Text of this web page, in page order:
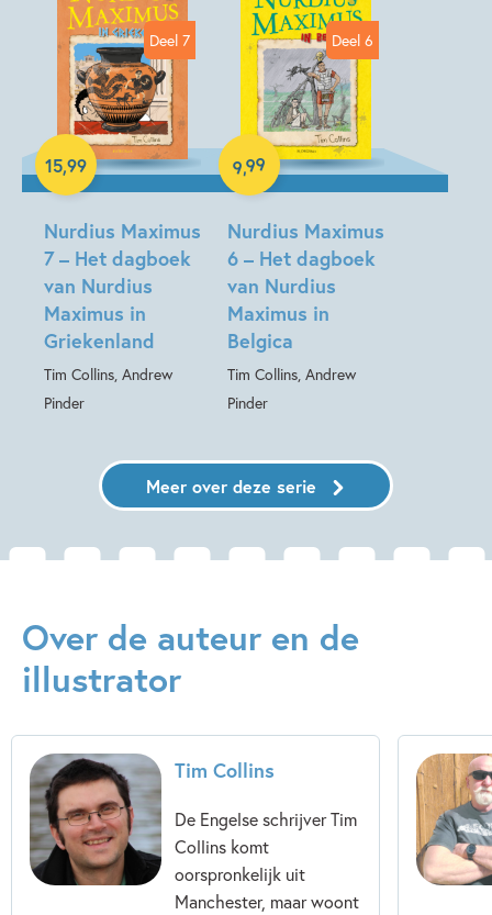
Jongensboeken
Tim Collins
Andrew Pinder
Deel 7
Nurdius Maximus
7 – Het dagboek
van Nurdius
Maximus in
Griekenland
Tim Collins, Andrew
Pinder
15,99
Hardcover
Deel 6
Nurdius Maximus
6 – Het dagboek
van Nurdius
Maximus in
Belgica
Tim Collins, Andrew
Pinder
9,99
E-book
Meer over deze serie
Over de auteur en de
illustrator
Tim Collins
De Engelse schrijver Tim
Collins komt
oorspronkelijk uit
Manchester, maar woont